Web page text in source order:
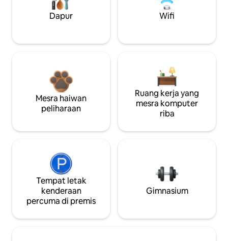
Dapur Wifi
Mesra haiwan
peliharaan
Ruang kerja yang
mesra komputer
riba
Tempat letak
kenderaan
percuma di premis
Gimnasium